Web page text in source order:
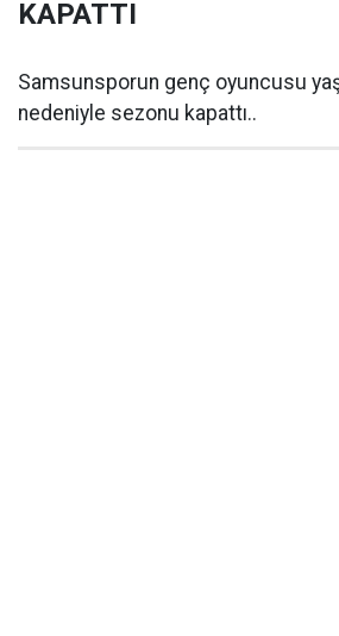
KAPATTI
Samsunsporun genç oyuncusu
nedeniyle sezonu kapattı..